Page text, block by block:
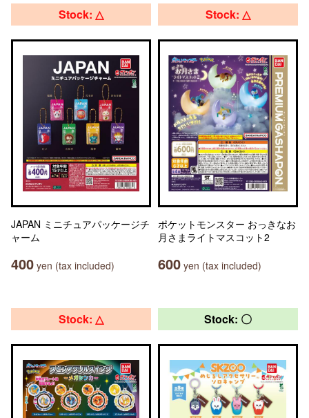
Stock: △
JAPAN ミニチュアパッケージチ
ャーム
400 yen (tax included)
Stock: △
ポケットモンスター おっきなお
月さまライトマスコット2
600 yen (tax included)
Stock: △ Stock: 〇